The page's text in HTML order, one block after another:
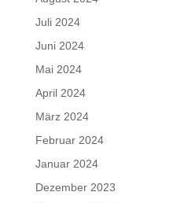
Juli 2024
Juni 2024
Mai 2024
April 2024
März 2024
Februar 2024
Januar 2024
Dezember 2023